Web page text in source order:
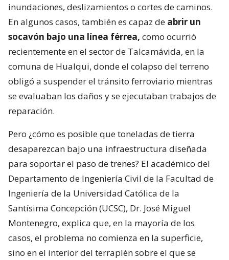
inundaciones, deslizamientos o cortes de caminos.
En algunos casos, también es capaz de abrir un
socavón bajo una línea férrea, como ocurrió
recientemente en el sector de Talcamávida, en la
comuna de Hualqui, donde el colapso del terreno
obligó a suspender el tránsito ferroviario mientras
se evaluaban los daños y se ejecutaban trabajos de
reparación.
Pero ¿cómo es posible que toneladas de tierra
desaparezcan bajo una infraestructura diseñada
para soportar el paso de trenes? El académico del
Departamento de Ingeniería Civil de la Facultad de
Ingeniería de la Universidad Católica de la
Santísima Concepción (UCSC), Dr. José Miguel
Montenegro, explica que, en la mayoría de los
casos, el problema no comienza en la superficie,
sino en el interior del terraplén sobre el que se